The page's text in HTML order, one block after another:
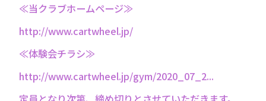
≪当クラブホームページ≫
http://www.cartwheel.jp/
≪体験会チラシ≫
http://www.cartwheel.jp/gym/2020_07_2...